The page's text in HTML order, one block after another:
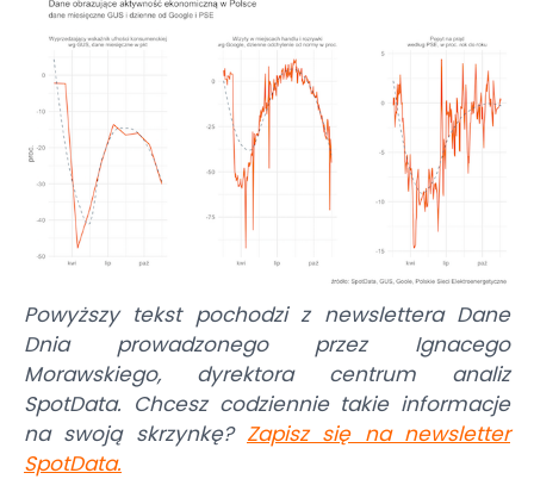
Powyższy tekst pochodzi z newslettera Dane
Dnia prowadzonego przez Ignacego
Morawskiego, dyrektora centrum analiz
SpotData. Chcesz codziennie takie informacje
na swoją skrzynkę? Zapisz się na newsletter
SpotData.